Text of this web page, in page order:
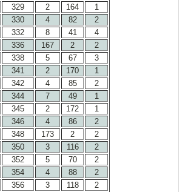
329 2 164
1
330 4 82
2
332 8 41
4
336 167 2
2
338 5 67
3
341 2 170
1
342 4 85
2
344 7 49
1
345 2 172
1
346 4 86
2
348 173 2
2
350 3 116
2
352 5 70
2
354 4 88
2
356 3 118
2